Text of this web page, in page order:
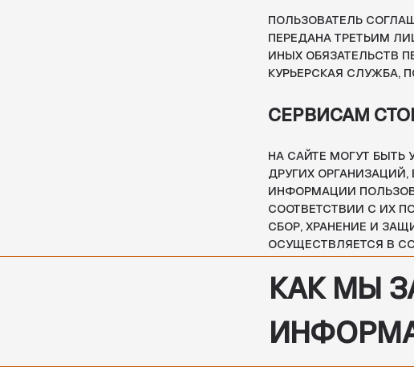
СБОР, ХРАНЕНИЕ И ЗАЩИТА
ОСУЩЕСТВЛЯЕТСЯ В
КАК МЫ
МЫ ПРИНИМАЕМ
ОБРАБОТКЕ СОБРАННЫХ
ИЗМЕНЕНИЯ, РАСКРЫТИЯ ИЛИ
ПОДРЯДЧИКАМ И АГЕНТАМ
СОВЕРШЕНСТВУЕМ СПОСОБЫ
ФИЗИЧЕСКИЕ МЕРЫ
ДОСТУПУ К НАШИМ СИСТЕМАМ.
ВАШЕ
УСЛОВИЯМИ